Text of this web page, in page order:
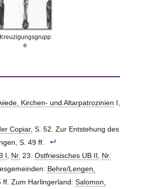
Kreuzigungsgrupp
e
Kirchen- und Altarpatrozinien I,
Copiar, S. 52. Zur Entstehung des
S. 49 ff.
I , Nr. 23. Ostfriesisches UB II , Nr.
Behre/Lengen,
ff. Zum Harlingerland: Salomon,